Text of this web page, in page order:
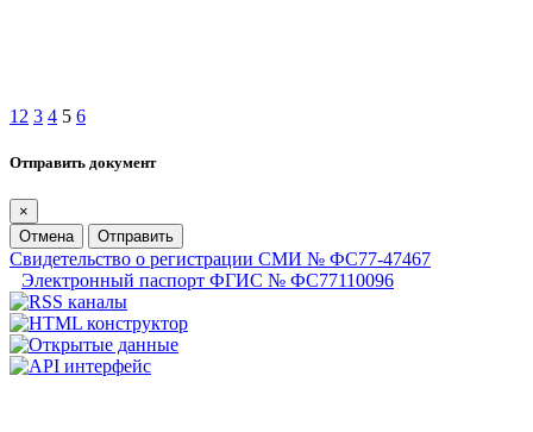
1 2 3 4 5 6
Отправить документ
×
Отмена
Отправить
Свидетельство о регистрации СМИ № ФС77-47467
Электронный паспорт ФГИС № ФС77110096